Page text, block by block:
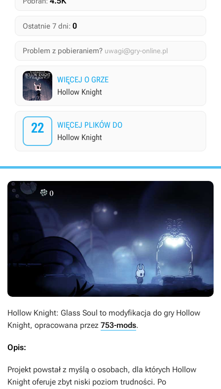
Ostatnie 7 dni: 0
Problem z pobieraniem? uwagi@gry-online.pl
WIĘCEJ O GRZE
Hollow Knight
22
WIĘCEJ PLIKÓW DO
Hollow Knight
Hollow Knight: Glass Soul to modyfikacja do gry Hollow
Knight, opracowana przez 753-mods.
Opis:
Projekt powstał z myślą o osobach, dla których Hollow
Knight oferuje zbyt niski poziom trudności. Po